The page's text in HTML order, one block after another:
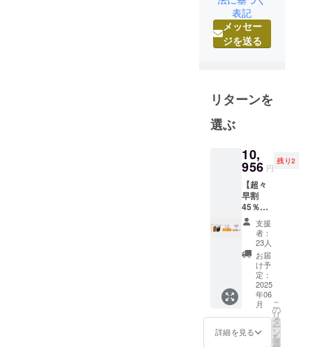
ロジェクト
と申しま
す！
生まれのア
ウトドア好
き、写真好
クトデザイ
ナーです。
地元の天竜
杉を使っ
て、大好き
なお酒にま
つわるプロ
ダクトを作
思っていま
した。
そんなと
表記
メッセー
ジを送る
リターンを
選ぶ
10,
956 円
残り2
【超々
早割
45％OF
F】プ
レート
＋ボト
ル各4本
セット
≪8,964
円もお
得！≫
総額：
19,920
円
→10,95
支援
者：
23人
お届
け予
定：
2025
年06
月
詳細を見る
こ
の
リ
タ
ー
ン
を
選